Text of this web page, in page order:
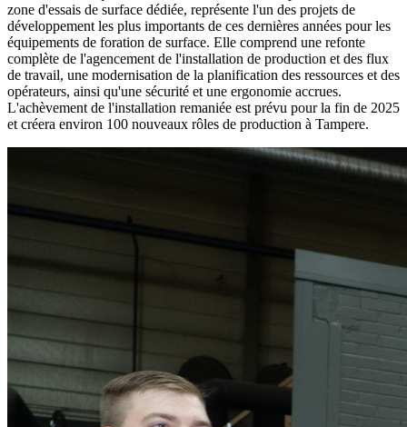
zone d'essais de surface dédiée, représente l'un des projets de
développement les plus importants de ces dernières années pour les
équipements de foration de surface. Elle comprend une refonte
complète de l'agencement de l'installation de production et des flux
de travail, une modernisation de la planification des ressources et des
opérateurs, ainsi qu'une sécurité et une ergonomie accrues.
L'achèvement de l'installation remaniée est prévu pour la fin de 2025
et créera environ 100 nouveaux rôles de production à Tampere.